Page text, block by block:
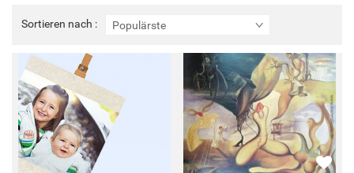
Sortieren nach : Populärste
Sortieren
nach